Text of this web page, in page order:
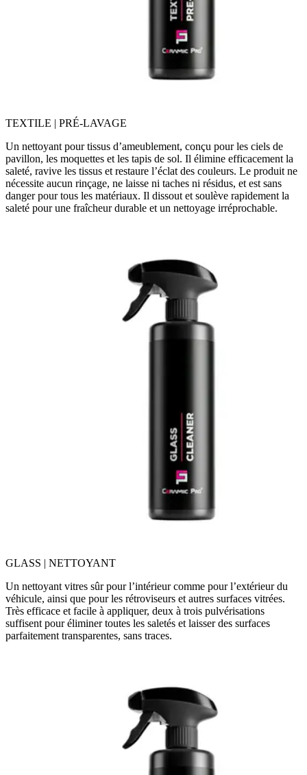
TEXTILE | PRÉ-LAVAGE
Un nettoyant pour tissus d’ameublement, conçu pour les ciels de
pavillon, les moquettes et les tapis de sol. Il élimine efficacement la
saleté, ravive les tissus et restaure l’éclat des couleurs. Le produit ne
nécessite aucun rinçage, ne laisse ni taches ni résidus, et est sans
danger pour tous les matériaux. Il dissout et soulève rapidement la
saleté pour une fraîcheur durable et un nettoyage irréprochable.
GLASS | NETTOYANT
Un nettoyant vitres sûr pour l’intérieur comme pour l’extérieur du
véhicule, ainsi que pour les rétroviseurs et autres surfaces vitrées.
Très efficace et facile à appliquer, deux à trois pulvérisations
suffisent pour éliminer toutes les saletés et laisser des surfaces
parfaitement transparentes, sans traces.